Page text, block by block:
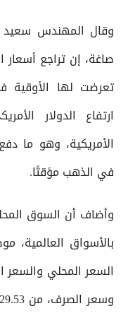
وقال المهندس سعيد
صاغة، إن تراجع أسعار
تعرضت لها الأوقية
ارتفاع الدولار
الأمريكية، وهو ما
في الذهب مؤقتًا.
وأضاف أن السوق
بالأسواق العالمية،
السعر المحلي والسعر